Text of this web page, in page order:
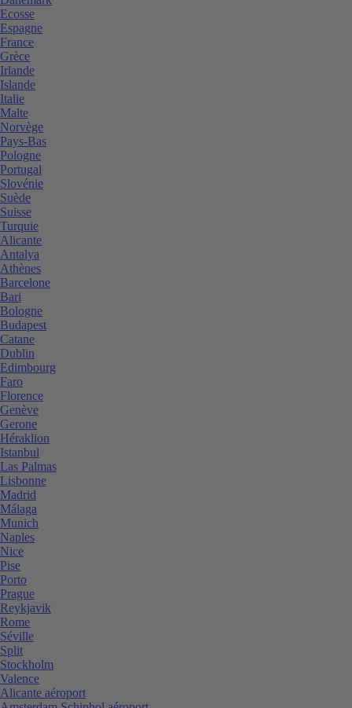
Ecosse
Espagne
France
Grèce
Irlande
Islande
Italie
Malte
Norvège
Pays-Bas
Pologne
Portugal
Slovénie
Suède
Suisse
Turquie
Alicante
Antalya
Athènes
Barcelone
Bari
Bologne
Budapest
Catane
Dublin
Edimbourg
Faro
Florence
Genève
Gerone
Héraklion
Istanbul
Las Palmas
Lisbonne
Madrid
Málaga
Munich
Naples
Nice
Pise
Porto
Prague
Reykjavik
Rome
Séville
Split
Stockholm
Valence
Alicante aéroport